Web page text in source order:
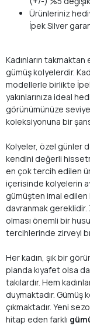
Ürünleriniz
İpek Silver
Kadınların takmaktan
gümüş kolyelerdir.
modellerle birlikte İpek
yakınlarınıza ideal
görünümünüze
koleksiyonuna bir
Kolyeler, özel günler
kendini değerli
en çok tercih edilen
içerisinde kolyelerin
gümüşten imal edilen
davranmak gereklidir.
olması önemli bir
tercihlerinde zirveyi
Her kadın, şık bir
planda kıyafet olsa
takılardır. Hem
duymaktadır. Gümüş
çıkmaktadır. Yeni
hitap eden farklı